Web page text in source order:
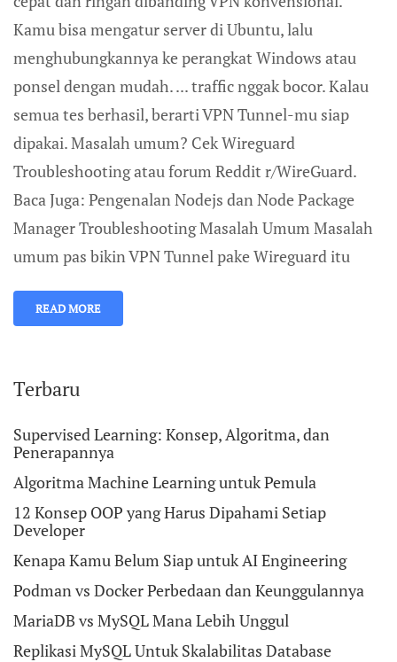
Kamu bisa mengatur server di Ubuntu, lalu
menghubungkannya ke perangkat Windows atau
ponsel dengan mudah. ... traffic nggak bocor. Kalau
semua tes berhasil, berarti VPN Tunnel-mu siap
dipakai. Masalah umum? Cek Wireguard
Troubleshooting atau forum Reddit r/WireGuard.
Baca Juga: Pengenalan Nodejs dan Node Package
Manager Troubleshooting Masalah Umum Masalah
umum pas bikin VPN Tunnel pake Wireguard itu
READ MORE
Terbaru
Supervised Learning: Konsep, Algoritma, dan
Penerapannya
Algoritma Machine Learning untuk Pemula
12 Konsep OOP yang Harus Dipahami Setiap
Developer
Kenapa Kamu Belum Siap untuk AI Engineering
Podman vs Docker Perbedaan dan Keunggulannya
MariaDB vs MySQL Mana Lebih Unggul
Replikasi MySQL Untuk Skalabilitas Database